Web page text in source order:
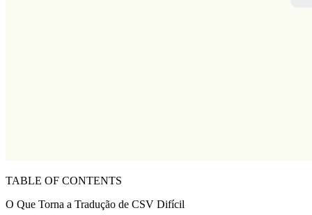
TABLE OF CONTENTS
O Que Torna a Tradução de CSV Difícil